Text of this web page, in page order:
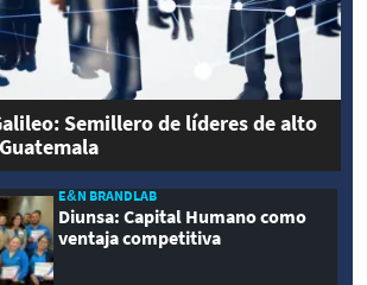
Semillero de líderes de alto
E&N BRANDLAB
Diunsa: Capital Humano como
ventaja competitiva